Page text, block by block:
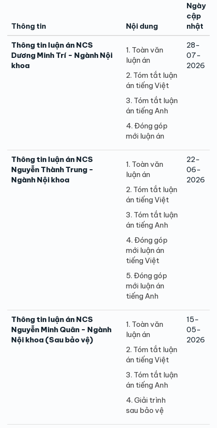
Thông tin Nội dung
Ngày
cập
nhật
Thông tin luận án NCS
Dương Minh Trí - Ngành Nội
khoa
1. Toàn văn
luận án
2. Tóm tắt luận
án tiếng Việt
3. Tóm tắt luận
án tiếng Anh
4. Đóng góp
mới luận án
28-
07-
2026
Thông tin luận án NCS
Nguyễn Thành Trung -
Ngành Nội khoa
1. Toàn văn
luận án
2. Tóm tắt luận
án tiếng Việt
3. Tóm tắt luận
án tiếng Anh
4. Đóng góp
mới luận án
tiếng Việt
5. Đóng góp
mới luận án
tiếng Anh
22-
06-
2026
Thông tin luận án NCS
Nguyễn Minh Quân - Ngành
Nội khoa (Sau bảo vệ)
1. Toàn văn
luận án
2. Tóm tắt luận
án tiếng Việt
3. Tóm tắt luận
án tiếng Anh
4. Giải trình
sau bảo vệ
15-
05-
2026